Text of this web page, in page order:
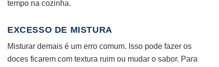
tempo na cozinha.
EXCESSO DE MISTURA
Misturar demais é um erro comum. Isso pode fazer os
doces ficarem com textura ruim ou mudar o sabor. Para